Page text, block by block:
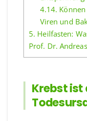
4.14.
Viren und
5. Heilfasten:
Prof. Dr.
Krebst ist